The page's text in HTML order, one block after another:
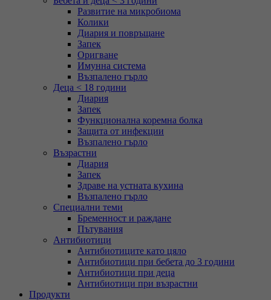
Развитие на микробиома
Колики
Диария и повръщане
Запек
Оригване
Имунна система
Възпалено гърло
Деца < 18 години
Диария
Запек
Функционална коремна болка
Защита от инфекции
Възпалено гърло
Възрастни
Диария
Запек
Здраве на устната кухина
Възпалено гърло
Специални теми
Бременност и раждане
Пътувания
Антибиотици
Антибиотиците като цяло
Антибиотици при бебета до 3 години
Антибиотици при деца
Антибиотици при възрастни
Продукти